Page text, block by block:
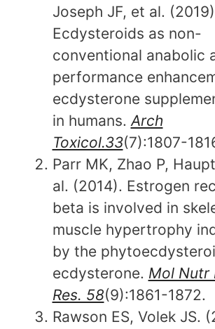
Joseph JF, et al.
Ecdysteroids as non-
conventional anabolic
performance
ecdysterone
in humans.Arch
Toxicol.33(7):1807-
Parr MK, Zhao P,
al. (2014). Estrogen
beta is involved in
muscle hypertrophy
by the
ecdysterone. Mol Nutr
Res. 58(9):1861-1872.
Rawson ES, Volek JS.